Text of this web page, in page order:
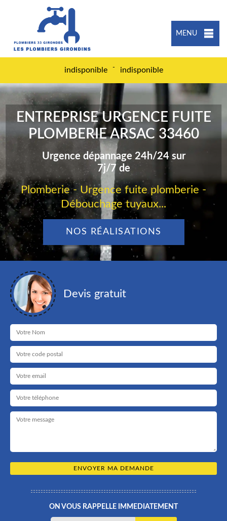
MENU
indisponible - indisponible
ENTREPRISE URGENCE FUITE
PLOMBERIE ARSAC 33460
Urgence dépannage 24h/24 sur
7j/7 de
Plomberie - Urgence fuite plomberie -
Débouchage tuyaux...
NOS RÉALISATIONS
Devis gratuit
ON VOUS RAPPELLE IMMEDIATEMENT